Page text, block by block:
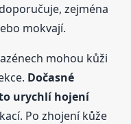
zejména
mokvají.
mohou kůži
Dočasné
urychlí hojení
Po zhojení kůže